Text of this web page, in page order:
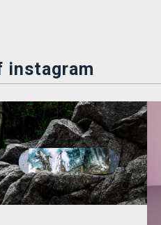
instagram